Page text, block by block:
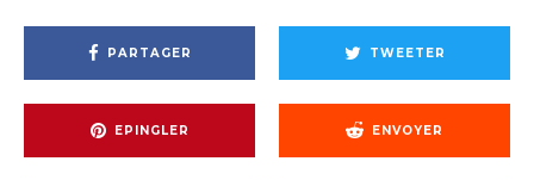
PARTAGER TWEETER
EPINGLER ENVOYER